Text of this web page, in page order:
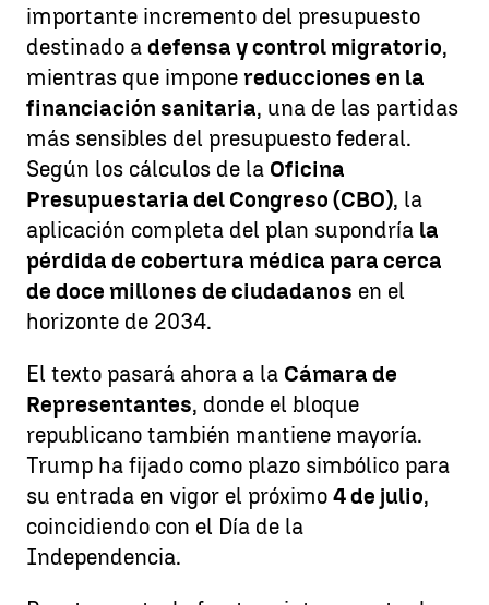
importante incremento del presupuesto
destinado a defensa y control migratorio,
mientras que impone reducciones en la
financiación sanitaria, una de las partidas
más sensibles del presupuesto federal.
Según los cálculos de la Oficina
Presupuestaria del Congreso (CBO), la
aplicación completa del plan supondría la
pérdida de cobertura médica para cerca
de doce millones de ciudadanos en el
horizonte de 2034.
El texto pasará ahora a la Cámara de
Representantes, donde el bloque
republicano también mantiene mayoría.
Trump ha fijado como plazo simbólico para
su entrada en vigor el próximo 4 de julio,
coincidiendo con el Día de la
Independencia.